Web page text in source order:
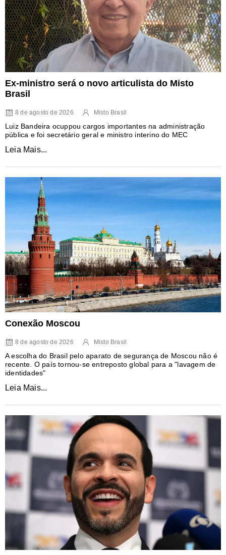
Ex-ministro será o novo articulista do Misto
Brasil
8 de agosto de 2026 Misto Brasil
Luiz Bandeira ocuppou cargos importantes na administração
pública e foi secretário geral e ministro interino do MEC
Leia Mais...
Conexão Moscou
8 de agosto de 2026 Misto Brasil
A escolha do Brasil pelo aparato de segurança de Moscou não é
recente. O país tornou-se entreposto global para a "lavagem de
identidades"
Leia Mais...